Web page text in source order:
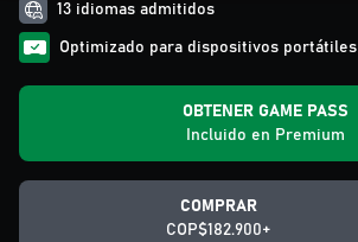
13 idiomas admitidos
Optimizado para dispositivos portátiles
OBTENER GAME PASS
Incluido en Premium
COMPRAR
COP$182.900+